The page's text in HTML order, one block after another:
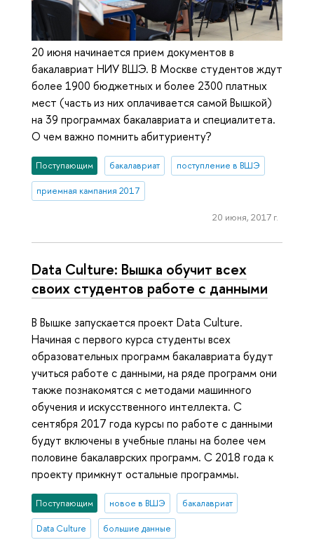
20 июня начинается прием документов в
бакалавриат НИУ ВШЭ. В Москве студентов ждут
более 1900 бюджетных и более 2300 платных
мест (часть из них оплачивается самой Вышкой)
на 39 программах бакалавриата и специалитета.
О чем важно помнить абитуриенту?
Поступающим бакалавриат поступление в ВШЭ
приемная кампания 2017
20 июня, 2017 г.
Data Culture: Вышка обучит всех
своих студентов работе с данными
В Вышке запускается проект Data Culture.
Начиная с первого курса студенты всех
образовательных программ бакалавриата будут
учиться работе с данными, на ряде программ они
также познакомятся с методами машинного
обучения и искусственного интеллекта. С
сентября 2017 года курсы по работе с данными
будут включены в учебные планы на более чем
половине бакалаврских программ. С 2018 года к
проекту примкнут остальные программы.
Поступающим новое в ВШЭ бакалавриат
Data Culture большие данные